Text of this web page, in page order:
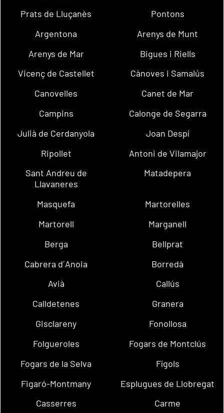
Prats de Lluçanès
Pontons
Argentona
Arenys de Munt
Arenys de Mar
Bigues i Riells
Vicenç de Castellet
Cànoves i Samalús
Canovelles
Canet de Mar
Campins
Calonge de Segarra
Julià de Cerdanyola
Joan Despí
Ripollet
Antoni de Vilamajor
Sant Andreu de
Llavaneres
Matadepera
Masquefa
Martorelles
Martorell
Marganell
Berga
Bellprat
Cabrera d´Anoia
Borredà
Avià
Callús
Calldetenes
Granera
Gisclareny
Fonollosa
Folgueroles
Fogars de Montclús
Fogars de la Selva
Fígols
Figaró-Montmany
Esplugues de Llobregat
Casserres
Carme